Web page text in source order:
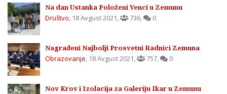
Na dan Ustanka Položeni Venci u Zemunu
Društvo, 18 Avgust 2021, 736, 0
Nagrađeni Najbolji Prosvetni Radnici Zemuna
Obrazovanje, 18 Avgust 2021, 757, 0
Nov Krov i Izolacija za Galeriju Ikar u Zemunu